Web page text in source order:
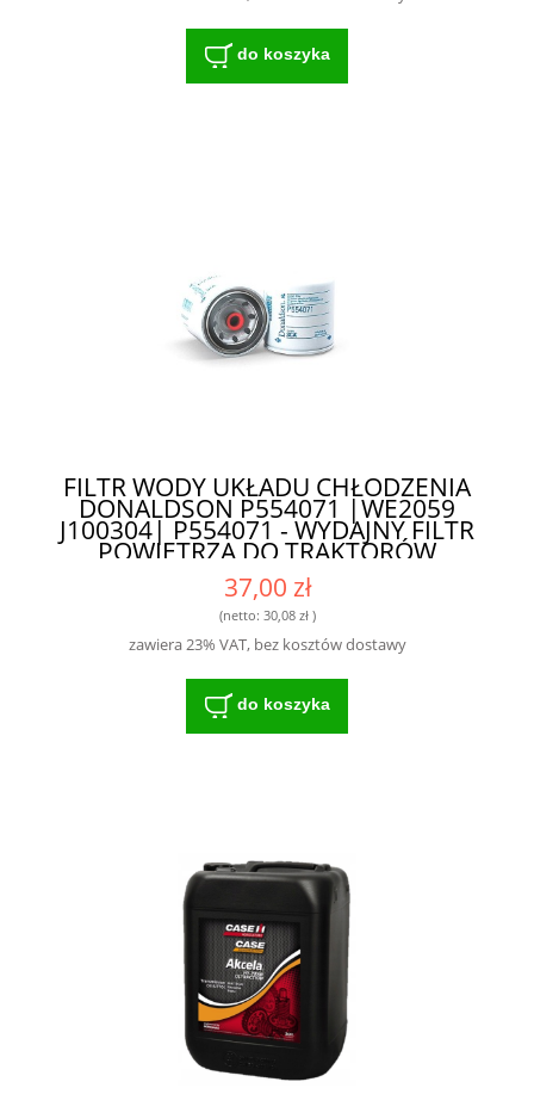
ROLNICZYCH
do koszyka
FILTR WODY UKŁADU CHŁODZENIA
DONALDSON P554071 |WE2059
J100304| P554071 - WYDAJNY FILTR
POWIETRZA DO TRAKTORÓW
37,00 zł
(netto: 30,08 zł)
zawiera 23% VAT, bez kosztów dostawy
do koszyka